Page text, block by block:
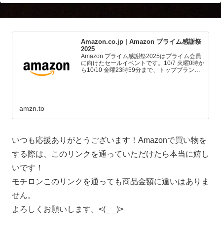
Amazon.co.jp | Amazon プライム感謝祭
2025
Amazon プライム感謝祭2025はプライム会員
に向けたセールイベントです。10/7 火曜0時か
ら10/10 金曜23時59分まで、トップブランド
amzn.to
いつも応援ありがとうございます！Amazonで買い物を
する際は、このリンクを通っていただけたら本当に嬉し
いです！
モチロンこのリンクを通っても商品金額に違いはありま
せん。
よろしくお願いします。<(_ _)>